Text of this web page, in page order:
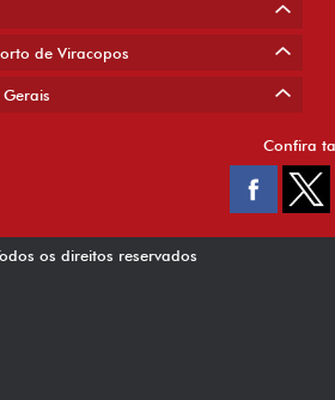
de Viracopos
Confira
os direitos reservados